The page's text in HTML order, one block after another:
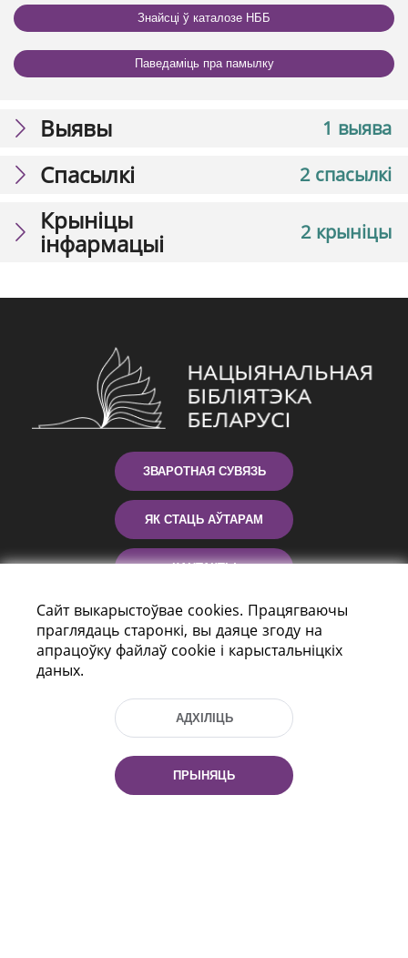
Знайсці ў каталозе НББ
Паведаміць пра памылку
1 выява
Выявы
2 спасылкі
Спасылкі
2 крыніцы
Крыніцы
інфармацыі
ЗВАРОТНАЯ СУВЯЗЬ
ЯК СТАЦЬ АЎТАРАМ
КАНТАКТЫ
ДАПАМОГА
праспект Незалежнасці 116
Сайт выкарыстоўвае cookies. Працягваючы
праглядаць старонкі, вы даяце згоду на
апрацоўку файлаў cookie і карыстальніцкіх
даных.
АДХІЛІЦЬ
ПРЫНЯЦЬ